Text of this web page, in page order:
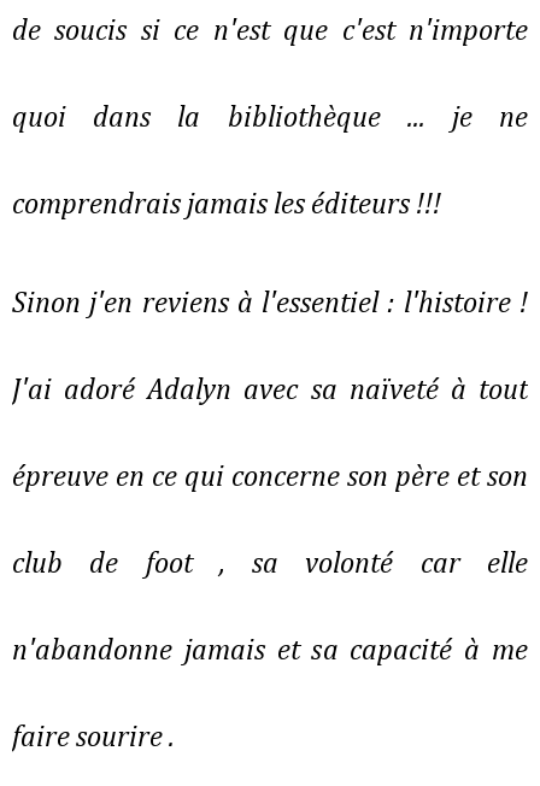
de soucis si ce n'est que c'est n'importe
quoi dans la bibliothèque ... je ne
comprendrais jamais les éditeurs !!!
Sinon j'en reviens à l'essentiel : l'histoire !
J'ai adoré Adalyn avec sa naïveté à tout
épreuve en ce qui concerne son père et son
club de foot , sa volonté car elle
n'abandonne jamais et sa capacité à me
faire sourire .